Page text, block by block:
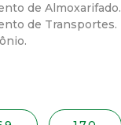
de Almoxarifado.
de Transportes.